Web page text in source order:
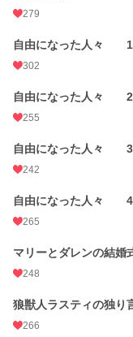
279
自由になった人々 1
302
自由になった人々 2
255
自由になった人々 3
242
自由になった人々 4
265
マリーとダレンの結婚
248
狼獣人ラスティの独り
266